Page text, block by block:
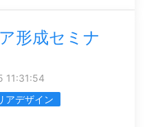
形成セミナ
11:31:54
アデザイン